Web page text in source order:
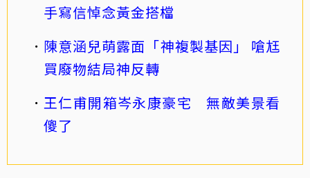
手寫信悼念黃金搭檔
陳意涵兒萌露面「神複製基因」 嗆尪
買廢物結局神反轉
王仁甫開箱岑永康豪宅 無敵美景看
傻了